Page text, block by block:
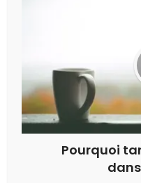
Pourquoi